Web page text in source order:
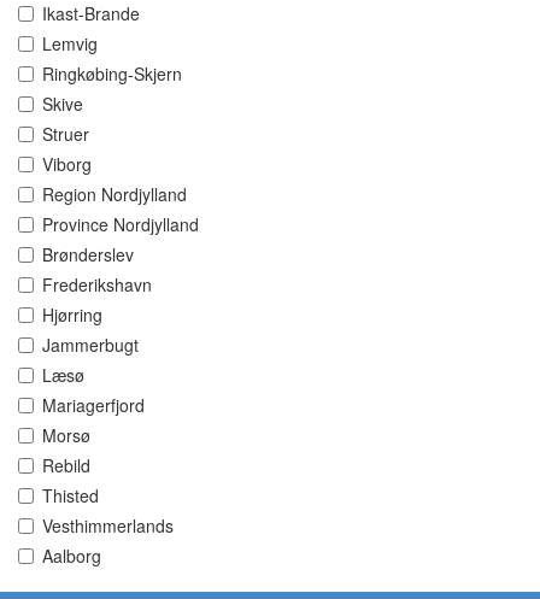
Ikast-Brande
Lemvig
Ringkøbing-Skjern
Skive
Struer
Viborg
Region Nordjylland
Province Nordjylland
Brønderslev
Frederikshavn
Hjørring
Jammerbugt
Læsø
Mariagerfjord
Morsø
Rebild
Thisted
Vesthimmerlands
Aalborg